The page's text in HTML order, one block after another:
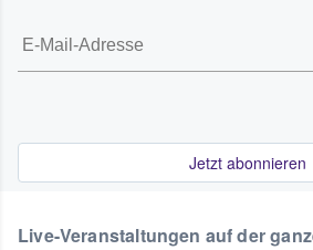
Jetzt abonnieren
Live-Veranstaltungen auf der